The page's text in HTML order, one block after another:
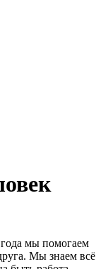
мы помогаем
Мы знаем всё